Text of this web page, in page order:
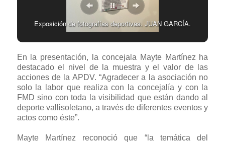
Exposición de fotografías deportivas. JUAN GARCÍA.
En la presentación, la concejala Mayte Martínez ha
destacado el nivel de la muestra y el valor de las
acciones de la APDV. “Agradecer a la asociación no
solo la labor que realiza con la concejalía y con la
FMD sino con toda la visibilidad que están dando al
deporte vallisoletano, a través de diferentes eventos y
actos como éste”.
Mayte Martínez reconoció que “la temática del